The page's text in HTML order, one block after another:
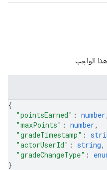
الواجب
{
"pointsEarned" : number,
"maxPoints" : number,
"gradeTimestamp" :
"actorUserId" : string,
"gradeChangeType" :
}